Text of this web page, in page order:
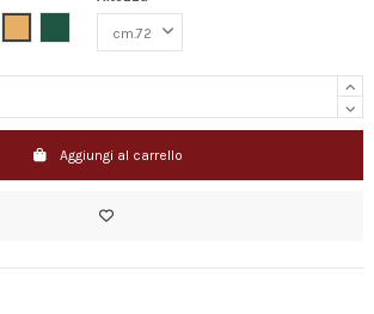
Aggiungi al carrello